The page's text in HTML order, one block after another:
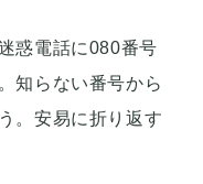
惑電話に080番号
知らない番号から
。安易に折り返す